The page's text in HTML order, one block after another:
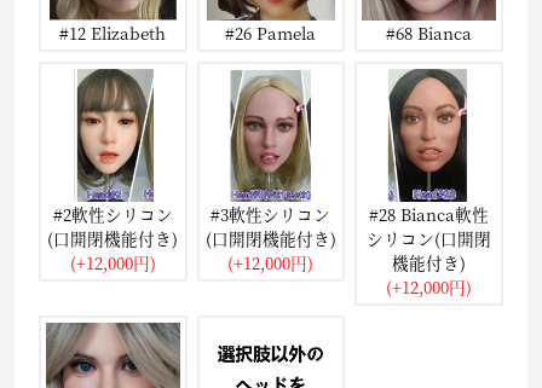
#12 Elizabeth #26 Pamela #68 Bianca
#2軟性シリコン
(口開閉機能付き)
(+12,000円)
#3軟性シリコン
(口開閉機能付き)
(+12,000円)
#28 Bianca軟性
シリコン(口開閉
機能付き)
(+12,000円)